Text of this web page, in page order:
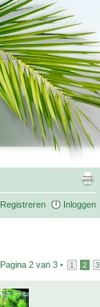
Registreren Inloggen
Pagina 2 van 3 • 1 2 3